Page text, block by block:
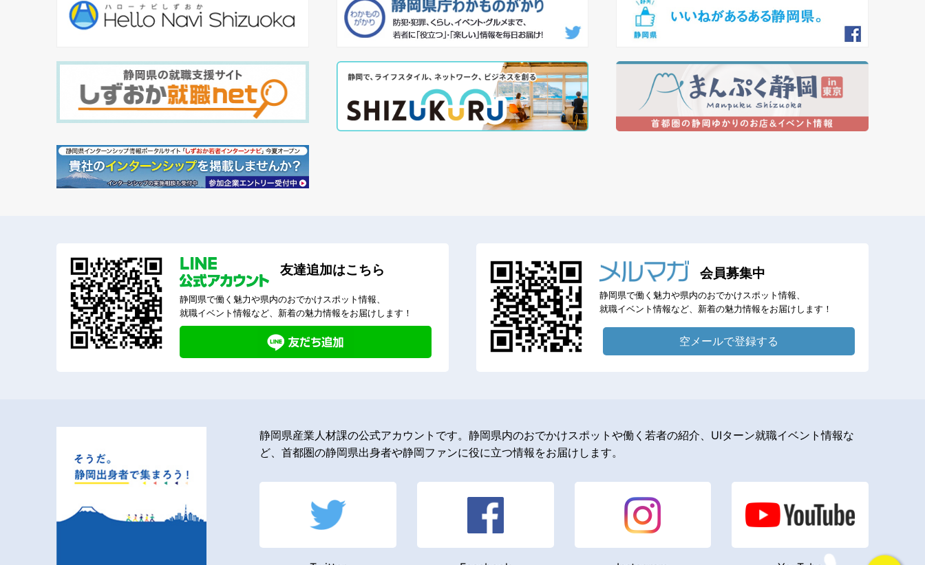
友達追加はこちら
静岡県で働く魅力や県内のおでかけスポット情報、
就職イベント情報など、新着の魅力情報をお届けします！
会員募集中
静岡県で働く魅力や県内のおでかけスポット情報、
就職イベント情報など、新着の魅力情報をお届けします！
空メールで登録する
静岡県産業人材課の公式アカウントです。静岡県内のおでかけスポットや働く若者の紹介、UIターン就職イベント情報な
ど、首都圏の静岡県出身者や静岡ファンに役に立つ情報をお届けします。